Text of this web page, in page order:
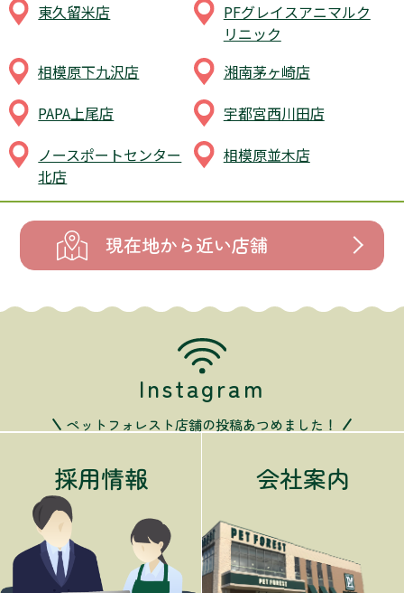
東久留米店
PFグレイスアニマルク
リニック
相模原下九沢店
湘南茅ヶ崎店
PAPA上尾店
宇都宮西川田店
ノースポートセンター
北店
相模原並木店
現在地から近い店舗
Instagram
ペットフォレスト店舗の投稿あつめました！
採用情報 会社案内